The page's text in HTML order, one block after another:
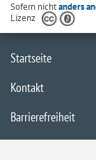
Sofern nichtanders
Lizenz
Startseite
Kontakt
Barrierefreiheit